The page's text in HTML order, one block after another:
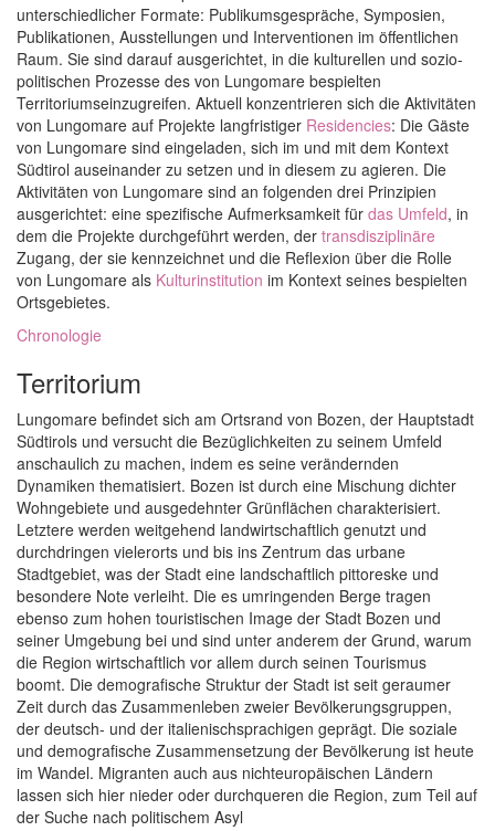
unterschiedlicher Formate: Publikumsgespräche, Symposien,
Publikationen, Ausstellungen und Interventionen im öffentlichen
Raum. Sie sind darauf ausgerichtet, in die kulturellen und sozio-
politischen Prozesse des von Lungomare bespielten
Territoriumseinzugreifen. Aktuell konzentrieren sich die Aktivitäten
von Lungomare auf Projekte langfristiger Residencies: Die Gäste
von Lungomare sind eingeladen, sich im und mit dem Kontext
Südtirol auseinander zu setzen und in diesem zu agieren. Die
Aktivitäten von Lungomare sind an folgenden drei Prinzipien
ausgerichtet: eine spezifische Aufmerksamkeit für das Umfeld, in
dem die Projekte durchgeführt werden, der transdisziplinäre
Zugang, der sie kennzeichnet und die Reflexion über die Rolle
von Lungomare als Kulturinstitution im Kontext seines bespielten
Ortsgebietes.
Chronologie
Territorium
Lungomare befindet sich am Ortsrand von Bozen, der Hauptstadt
Südtirols und versucht die Bezüglichkeiten zu seinem Umfeld
anschaulich zu machen, indem es seine verändernden
Dynamiken thematisiert. Bozen ist durch eine Mischung dichter
Wohngebiete und ausgedehnter Grünflächen charakterisiert.
Letztere werden weitgehend landwirtschaftlich genutzt und
durchdringen vielerorts und bis ins Zentrum das urbane
Stadtgebiet, was der Stadt eine landschaftlich pittoreske und
besondere Note verleiht. Die es umringenden Berge tragen
ebenso zum hohen touristischen Image der Stadt Bozen und
seiner Umgebung bei und sind unter anderem der Grund, warum
die Region wirtschaftlich vor allem durch seinen Tourismus
boomt. Die demografische Struktur der Stadt ist seit geraumer
Zeit durch das Zusammenleben zweier Bevölkerungsgruppen,
der deutsch- und der italienischsprachigen geprägt. Die soziale
und demografische Zusammensetzung der Bevölkerung ist heute
im Wandel. Migranten auch aus nichteuropäischen Ländern
lassen sich hier nieder oder durchqueren die Region, zum Teil auf
der Suche nach politischem Asyl